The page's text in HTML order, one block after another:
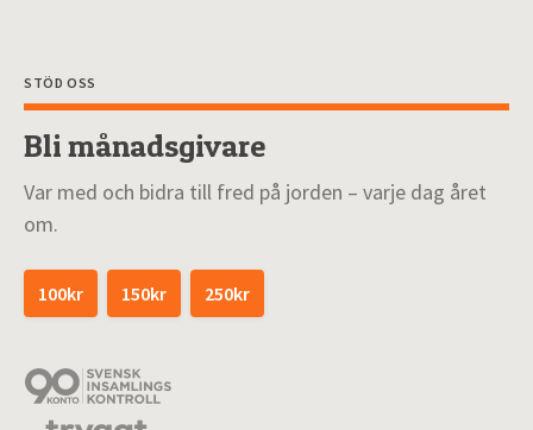
STÖD OSS
Bli månadsgivare
Var med och bidra till fred på jorden – varje dag året
om.
100kr 150kr 250kr